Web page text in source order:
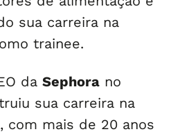
sua carreira na
trainee.
da Sephora no
sua carreira na
com mais de 20 anos